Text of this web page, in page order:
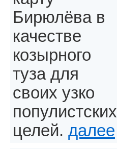
Бирюлёва в
качестве
козырного
туза для
своих узко
популистских
целей. далее